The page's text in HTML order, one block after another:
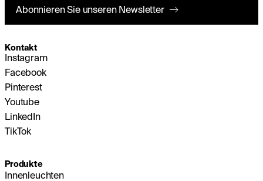
Abonnieren Sie unseren Newsletter
Kontakt
Instagram
Facebook
Pinterest
Youtube
LinkedIn
TikTok
Produkte
Innenleuchten